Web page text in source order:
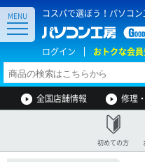
コスパで選ぼう！パソコン
ログイン おトクな会員
MENU
全国店舗情報 修理
初めての方